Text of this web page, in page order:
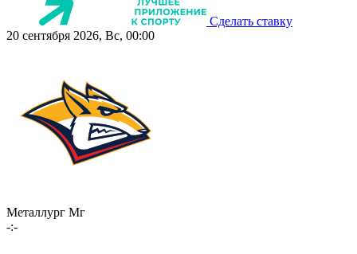
Сделать ставку
20 сентября 2026, Вс, 00:00
Металлург Мг
-:-